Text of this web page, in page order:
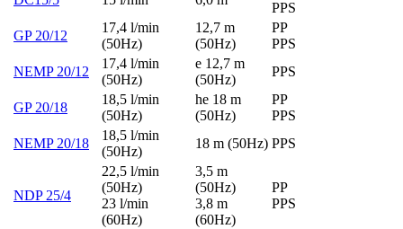
PPS
GP 20/12
17,4 l/min
(50Hz)
12,7 m
(50Hz)
PP
PPS
NEMP 20/12
17,4 l/min
(50Hz)
e 12,7 m
(50Hz)
PPS
GP 20/18
18,5 l/min
(50Hz)
he 18 m
(50Hz)
PP
PPS
NEMP 20/18
18,5 l/min
(50Hz)
18 m (50Hz) PPS
NDP 25/4
22,5 l/min
(50Hz)
23 l/min
(60Hz)
3,5 m
(50Hz)
3,8 m
(60Hz)
PP
PPS